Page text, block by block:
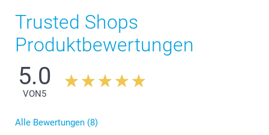
Gummibären: weiche Fruchtgummis in verschiedenen
Geschmacksrichtungen
Die Nährwertangaben für dieGummibärchen & Herzen
Trusted Shops
Produktbewertungen
5.0
VON 5
Alle Bewertungen (8)